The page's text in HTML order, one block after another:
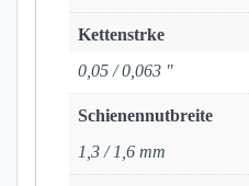
Kettenstrke
0,05 / 0,063 "
Schienennutbreite
1,3 / 1,6 mm